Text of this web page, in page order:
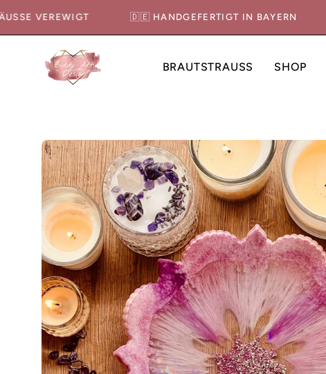
VEREWIGT 🇩🇪 HANDGEFERTIGT IN BAYERN
BRAUTSTRAUSS SHOP
Bild-
Lightbox
öffnen